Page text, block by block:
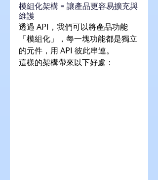
模組化架構 = 讓產品更容易擴充與
維護
透過 API，我們可以將產品功能
「模組化」，每一塊功能都是獨立
的元件，用 API 彼此串連。
這樣的架構帶來以下好處：